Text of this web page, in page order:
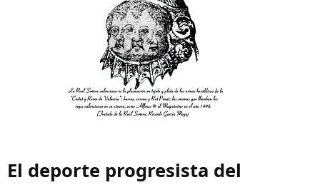
El deporte progresista del